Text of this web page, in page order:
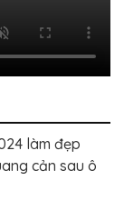
làm đẹp
cản sau ô